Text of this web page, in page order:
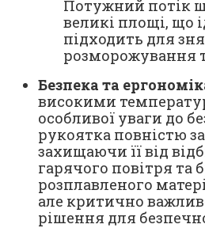
Потужний потік
великі площі, що
підходить для
розморожування
Безпека та
високими
особливої уваги до
рукоятка повністю
захищаючи її від
гарячого повітря та
розплавленого
але критично
рішення для